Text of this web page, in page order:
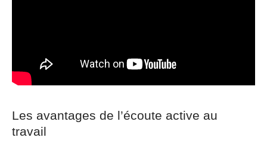
Les avantages de l’écoute active au
travail